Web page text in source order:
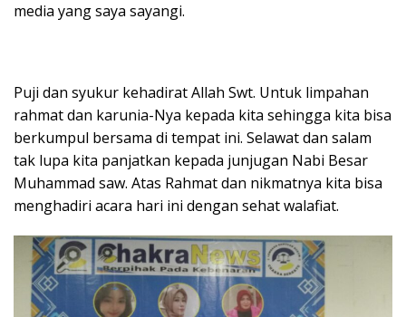
media yang saya sayangi.
Puji dan syukur kehadirat Allah Swt. Untuk limpahan
rahmat dan karunia-Nya kepada kita sehingga kita bisa
berkumpul bersama di tempat ini. Selawat dan salam
tak lupa kita panjatkan kepada junjugan Nabi Besar
Muhammad saw. Atas Rahmat dan nikmatnya kita bisa
menghadiri acara hari ini dengan sehat walafiat.